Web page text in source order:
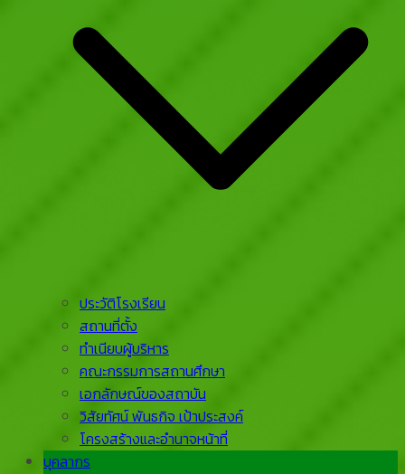
ประวัติโรงเรียน
สถานที่ตั้ง
ทำเนียบผู้บริหาร
คณะกรรมการสถานศึกษา
เอกลักษณ์ของสถาบัน
วิสัยทัศน์ พันธกิจ เป้าประสงค์
โครงสร้างและอำนาจหน้าที่
บุคลากร